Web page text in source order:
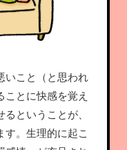
いこと（と思われ
ことに快感を覚え
ということが、
す。生理的に起こ